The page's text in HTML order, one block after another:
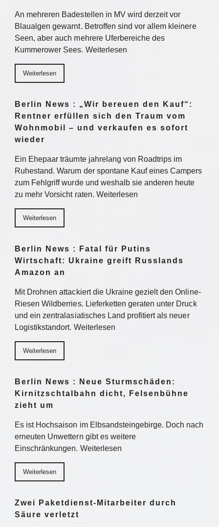
An mehreren Badestellen in MV wird derzeit vor
Blaualgen gewarnt. Betroffen sind vor allem kleinere
Seen, aber auch mehrere Uferbereiche des
Kummerower Sees. Weiterlesen
Weiterlesen
Berlin News : „Wir bereuen den Kauf“:
Rentner erfüllen sich den Traum vom
Wohnmobil – und verkaufen es sofort
wieder
Ein Ehepaar träumte jahrelang von Roadtrips im
Ruhestand. Warum der spontane Kauf eines Campers
zum Fehlgriff wurde und weshalb sie anderen heute
zu mehr Vorsicht raten. Weiterlesen
Weiterlesen
Berlin News : Fatal für Putins
Wirtschaft: Ukraine greift Russlands
Amazon an
Mit Drohnen attackiert die Ukraine gezielt den Online-
Riesen Wildberries. Lieferketten geraten unter Druck
und ein zentralasiatisches Land profitiert als neuer
Logistikstandort. Weiterlesen
Weiterlesen
Berlin News : Neue Sturmschäden:
Kirnitzschtalbahn dicht, Felsenbühne
zieht um
Es ist Hochsaison im Elbsandsteingebirge. Doch nach
erneuten Unwettern gibt es weitere
Einschränkungen. Weiterlesen
Weiterlesen
Zwei Paketdienst-Mitarbeiter durch
Säure verletzt